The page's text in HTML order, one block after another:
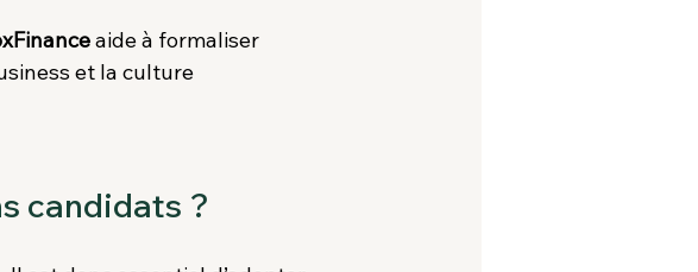
aide à formaliser
et la culture
candidats ?